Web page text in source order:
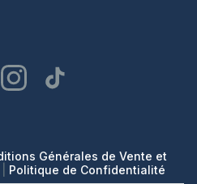
Générales de Vente et
Politique de Confidentialité